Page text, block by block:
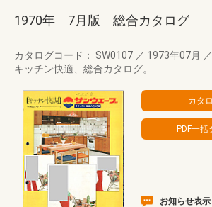
1970年 7月版 総合カタログ
カタログコード： SW0107 ／ 1973年07月 ／
キッチン快適、総合カタログ。
お知らせ表示